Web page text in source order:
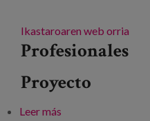
Ikastaroaren web orria
Profesionales
Proyecto
Leer más